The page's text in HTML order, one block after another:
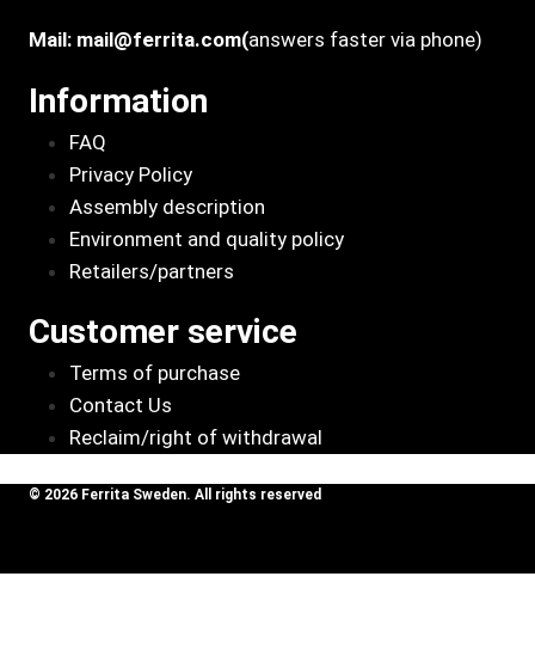
Mail: mail@ferrita.com(answers faster via phone)
Information
FAQ
Privacy Policy
Assembly description
Environment and quality policy
Retailers/partners
Customer service
Terms of purchase
Contact Us
Reclaim/right of withdrawal
© 2026 Ferrita Sweden. All rights reserved